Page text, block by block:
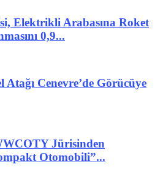
Elektrikli Arabasına Roket
0,9...
Cenevre’de Görücüye
Jürisinden
Otomobili”...